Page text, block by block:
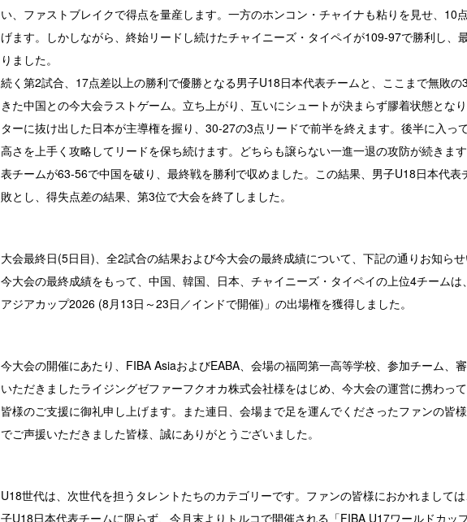
い、ファストブレイクで得点を量産します。一方のホンコン・チャイナも粘りを見せ、10
げます。しかしながら、終始リードし続けたチャイニーズ・タイペイが109-97で勝利し、
りました。
続く第2試合、17点差以上の勝利で優勝となる男子U18日本代表チームと、ここまで無敗
きた中国との今大会ラストゲーム。立ち上がり、互いにシュートが決まらず膠着状態とな
ターに抜け出した日本が主導権を握り、30‐27の3点リードで前半を終えます。後半に入っ
高さを上手く攻略してリードを保ち続けます。どちらも譲らない一進一退の攻防が続きま
表チームが63-56で中国を破り、最終戦を勝利で収めました。この結果、男子U18日本代表
敗とし、得失点差の結果、第3位で大会を終了しました。
大会最終日(5日目)、全2試合の結果および今大会の最終成績について、下記の通りお知らせ
今大会の最終成績をもって、中国、韓国、日本、チャイニーズ・タイペイの上位4チームは
アジアカップ2026 (8月13日～23日／インドで開催)」の出場権を獲得しました。
今大会の開催にあたり、FIBA AsiaおよびEABA、会場の福岡第一高等学校、参加チーム、
いただきましたライジングゼファーフクオカ株式会社様をはじめ、今大会の運営に携わっ
皆様のご支援に御礼申し上げます。また連日、会場まで足を運んでくださったファンの皆
でご声援いただきました皆様、誠にありがとうございました。
U18世代は、次世代を担うタレントたちのカテゴリーです。ファンの皆様におかれまして
子U18日本代表チームに限らず、今月末よりトルコで開催される「FIBA U17ワールドカッ